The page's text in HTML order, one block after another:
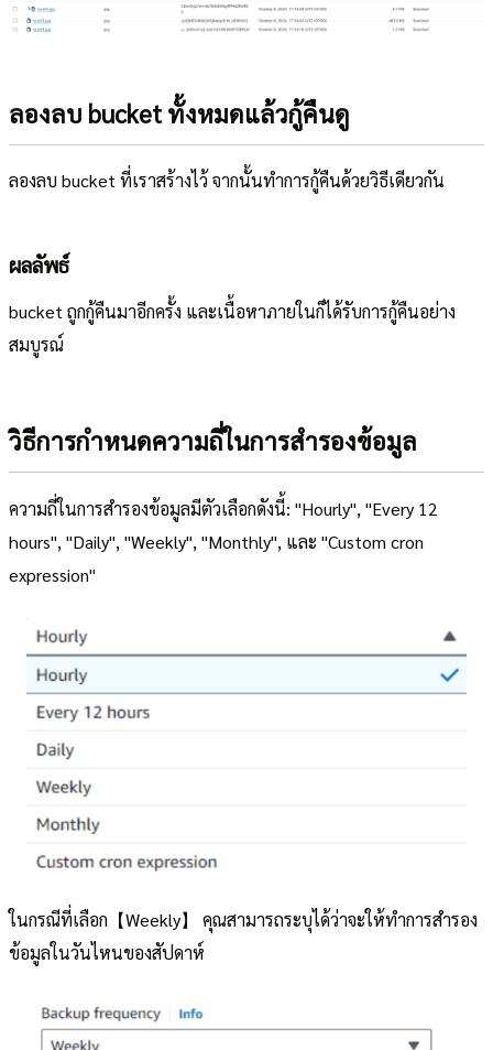
ลองลบ bucket ทั้งหมดแล้วกู้คืนดู
ลองลบ bucket ที่เราสร้างไว้ จากนั้นทำการกู้คืนด้วยวิธีเดียวกัน
ผลลัพธ์
bucket ถูกกู้คืนมาอีกครั้ง และเนื้อหาภายในก็ได้รับการกู้คืนอย่าง
สมบูรณ์
วิธีการกำหนดความถี่ในการสำรองข้อมูล
ความถี่ในการสำรองข้อมูลมีตัวเลือกดังนี้: "Hourly", "Every 12
hours", "Daily", "Weekly", "Monthly", และ "Custom cron
expression"
ในกรณีที่เลือก【Weekly】 คุณสามารถระบุได้ว่าจะให้ทำการสำรอง
ข้อมูลในวันไหนของสัปดาห์